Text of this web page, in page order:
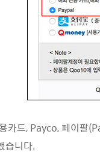
카드, Payco, 페이팔
습니다.